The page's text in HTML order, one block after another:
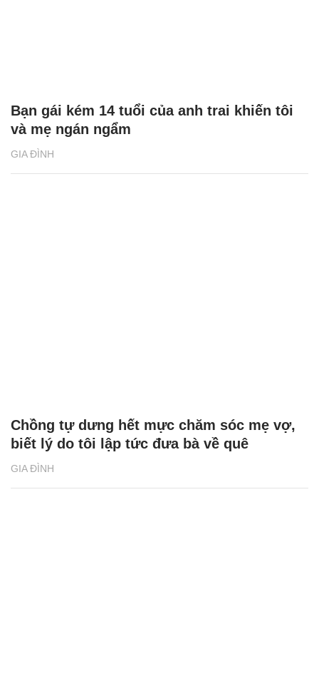
GIA ĐÌNH
Bạn gái kém 14 tuổi của anh trai khiến tôi
và mẹ ngán ngẩm
GIA ĐÌNH
Chồng tự dưng hết mực chăm sóc mẹ vợ,
biết lý do tôi lập tức đưa bà về quê